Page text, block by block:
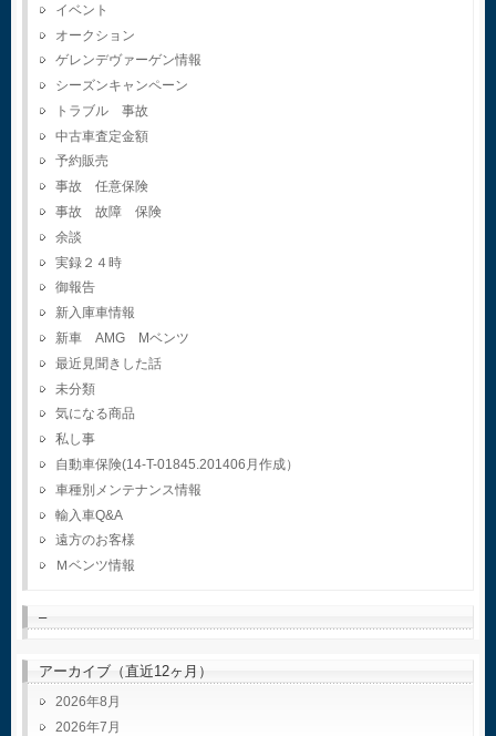
イベント
オークション
ゲレンデヴァーゲン情報
シーズンキャンペーン
トラブル 事故
中古車査定金額
予約販売
事故 任意保険
事故 故障 保険
余談
実録２４時
御報告
新入庫車情報
新車 AMG Mベンツ
最近見聞きした話
未分類
気になる商品
私し事
自動車保険(14-T-01845.201406月作成）
車種別メンテナンス情報
輸入車Q&A
遠方のお客様
Ｍベンツ情報
–
アーカイブ（直近12ヶ月）
2026年8月
2026年7月